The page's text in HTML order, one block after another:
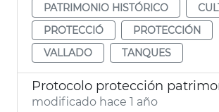
PATRIMONIO HISTÓRICO
PROTECCIÓ
PROTECCIÓN
VALLADO
TANQUES
modificado hace 1 año